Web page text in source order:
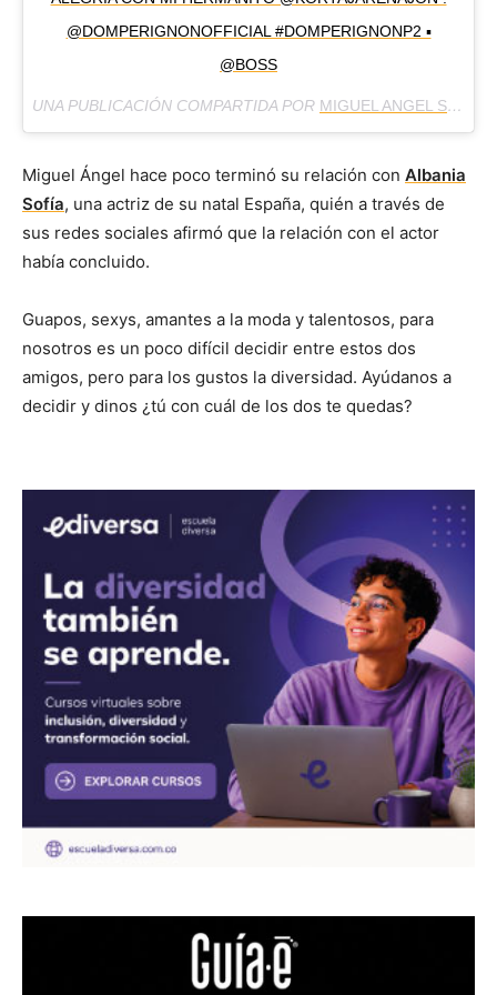
@DOMPERIGNONOFFICIAL #DOMPERIGNONP2 ▪️
@BOSS
UNA PUBLICACIÓN COMPARTIDA POR MIGUEL ANGEL SILVESTRE
Miguel Ángel hace poco terminó su relación con Albania
Sofía, una actriz de su natal España, quién a través de
sus redes sociales afirmó que la relación con el actor
había concluido.
Guapos, sexys, amantes a la moda y talentosos, para
nosotros es un poco difícil decidir entre estos dos
amigos, pero para los gustos la diversidad. Ayúdanos a
decidir y dinos ¿tú con cuál de los dos te quedas?